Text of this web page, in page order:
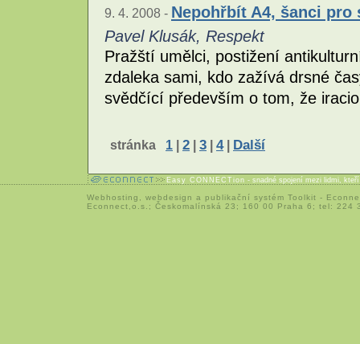
9. 4. 2008 - Nepohřbít A4, šanci
Pavel Klusák, Respekt
Pražští umělci, postižení
zdaleka sami, kdo zažívá drsné
svědčící především o tom, že
stránka 1 | 2 | 3 | 4| Další
Easy CONNECTion - snadné spojení mezi lidmi,
Webhosting webdesign a publikační systém Toolkit -
Econnect,o.s.; Českomalínská 23; 160 00 Praha 6; tel: 224